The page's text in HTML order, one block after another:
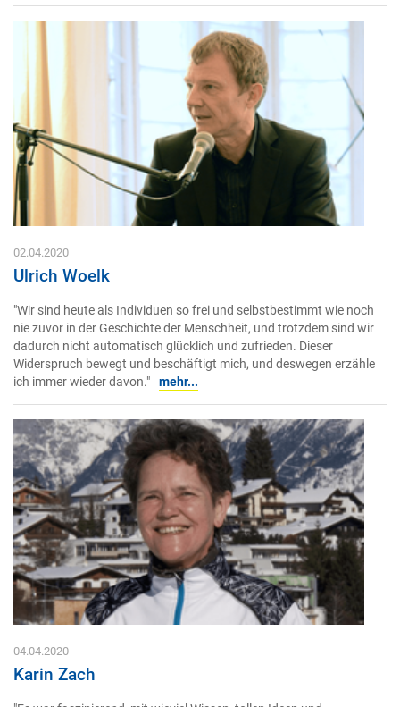
02.04.2020
Ulrich Woelk
"Wir sind heute als Individuen so frei und selbstbestimmt wie noch
nie zuvor in der Geschichte der Menschheit, und trotzdem sind wir
dadurch nicht automatisch glücklich und zufrieden. Dieser
Widerspruch bewegt und beschäftigt mich, und deswegen erzähle
ich immer wieder davon." mehr...
04.04.2020
Karin Zach